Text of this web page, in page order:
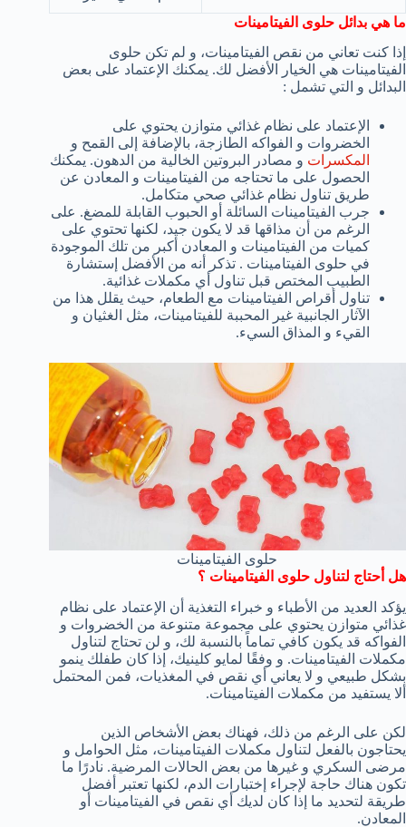
ما هي بدائل حلوى الفيتامينات
إذا كنت تعاني من نقص الفيتامينات، و لم تكن حلوى
الفيتامينات هي الخيار الأفضل لك. يمكنك الإعتماد على بعض
البدائل و التي تشمل :
الإعتماد على نظام غذائي متوازن يحتوي على
الخضروات و الفواكه الطازجة، بالإضافة إلى القمح و
المكسرات و مصادر البروتين الخالية من الدهون. يمكنك
الحصول على ما تحتاجه من الفيتامينات و المعادن عن
طريق تناول نظام غذائي صحي متكامل.
جرب الفيتامينات السائلة أو الحبوب القابلة للمضغ. على
الرغم من أن مذاقها قد لا يكون جيد، لكنها تحتوي على
كميات من الفيتامينات و المعادن أكبر من تلك الموجودة
في حلوى الفيتامينات . تذكر أنه من الأفضل إستشارة
الطبيب المختص قبل تناول أي مكملات غذائية.
تناول أقراص الفيتامينات مع الطعام، حيث يقلل هذا من
الآثار الجانبية غير المحببة للفيتامينات، مثل الغثيان و
القيء و المذاق السيء.
حلوى الفيتامينات
هل أحتاج لتناول حلوى الفيتامينات ؟
يؤكد العديد من الأطباء و خبراء التغذية أن الإعتماد على نظام
غذائي متوازن يحتوي على مجموعة متنوعة من الخضروات و
الفواكه قد يكون كافي تماماً بالنسبة لك، و لن تحتاج لتناول
مكملات الفيتامينات. و وفقًا لمايو كلينيك، إذا كان طفلك ينمو
بشكل طبيعي و لا يعاني أي نقص في المغذيات، فمن المحتمل
ألا يستفيد من مكملات الفيتامينات.
لكن على الرغم من ذلك، فهناك بعض الأشخاص الذين
يحتاجون بالفعل لتناول مكملات الفيتامينات، مثل الحوامل و
مرضى السكري و غيرها من بعض الحالات المرضية. نادرًا ما
تكون هناك حاجة لإجراء إختبارات الدم، لكنها تعتبر أفضل
طريقة لتحديد ما إذا كان لديك أي نقص في الفيتامينات أو
المعادن.